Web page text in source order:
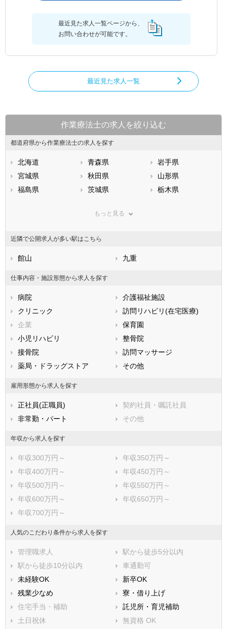
最近見た求人一覧ページから、
お問い合わせが可能です。
最近見た求人一覧
作業療法士の求人を絞り込む
都道府県から作業療法士の求人を探す
北海道 青森県
岩手県
宮城県
秋田県
山形県
福島県
茨城県
栃木県
神奈川県
石川県
福井県
静岡県
鳥取県
岡山県
広島県
徳島県
香川県
福岡県
熊本県
宮崎県
鹿児島県
もっと見る
近隣で公開求人が多い駅はこちら
館山 九重
仕事内容・施設形態から求人を探す
病院
介護福祉施設
クリニック
訪問リハビリ(在宅医療)
企業
保育園
小児リハビリ
整骨院
接骨院
訪問マッサージ
薬局・ドラッグストア
その他
雇用形態から求人を探す
正社員(正職員)
契約社員・嘱託社員
非常勤・パート
その他
年収から求人を探す
年収300万円～
年収350万円～
年収400万円～
年収450万円～
年収500万円～
年収550万円～
年収600万円～
年収650万円～
年収700万円～
人気のこだわり条件から求人を探す
管理職求人
駅から徒歩5分以内
駅から徒歩10分以内
車通勤可
未経験OK
新卒OK
残業少なめ
寮・借り上げ
住宅手当・補助
託児所・育児補助
土日祝休
無資格 OK